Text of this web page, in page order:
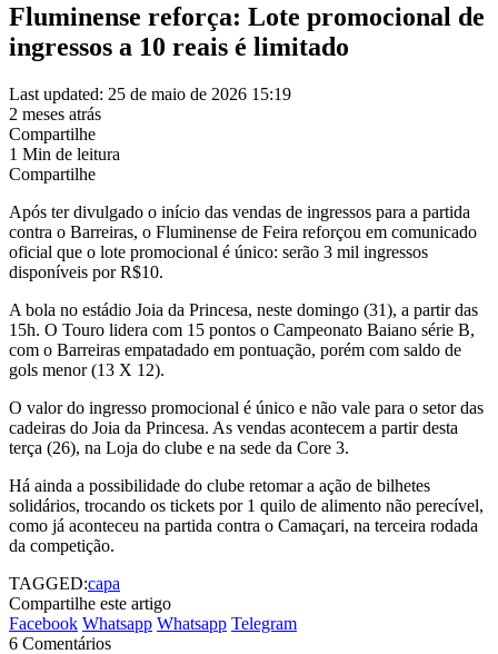
Fluminense reforça: Lote promocional de
ingressos a 10 reais é limitado
Last updated: 25 de maio de 2026 15:19
2 meses atrás
Compartilhe
1 Min de leitura
Compartilhe
Após ter divulgado o início das vendas de ingressos para a partida
contra o Barreiras, o Fluminense de Feira reforçou em comunicado
oficial que o lote promocional é único: serão 3 mil ingressos
disponíveis por R$10.
A bola no estádio Joia da Princesa, neste domingo (31), a partir das
15h. O Touro lidera com 15 pontos o Campeonato Baiano série B,
com o Barreiras empatadado em pontuação, porém com saldo de
gols menor (13 X 12).
O valor do ingresso promocional é único e não vale para o setor das
cadeiras do Joia da Princesa. As vendas acontecem a partir desta
terça (26), na Loja do clube e na sede da Core 3.
Há ainda a possibilidade do clube retomar a ação de bilhetes
solidários, trocando os tickets por 1 quilo de alimento não perecível,
como já aconteceu na partida contra o Camaçari, na terceira rodada
da competição.
TAGGED:capa
Compartilhe este artigo
Facebook Whatsapp Whatsapp Telegram
6 Comentários